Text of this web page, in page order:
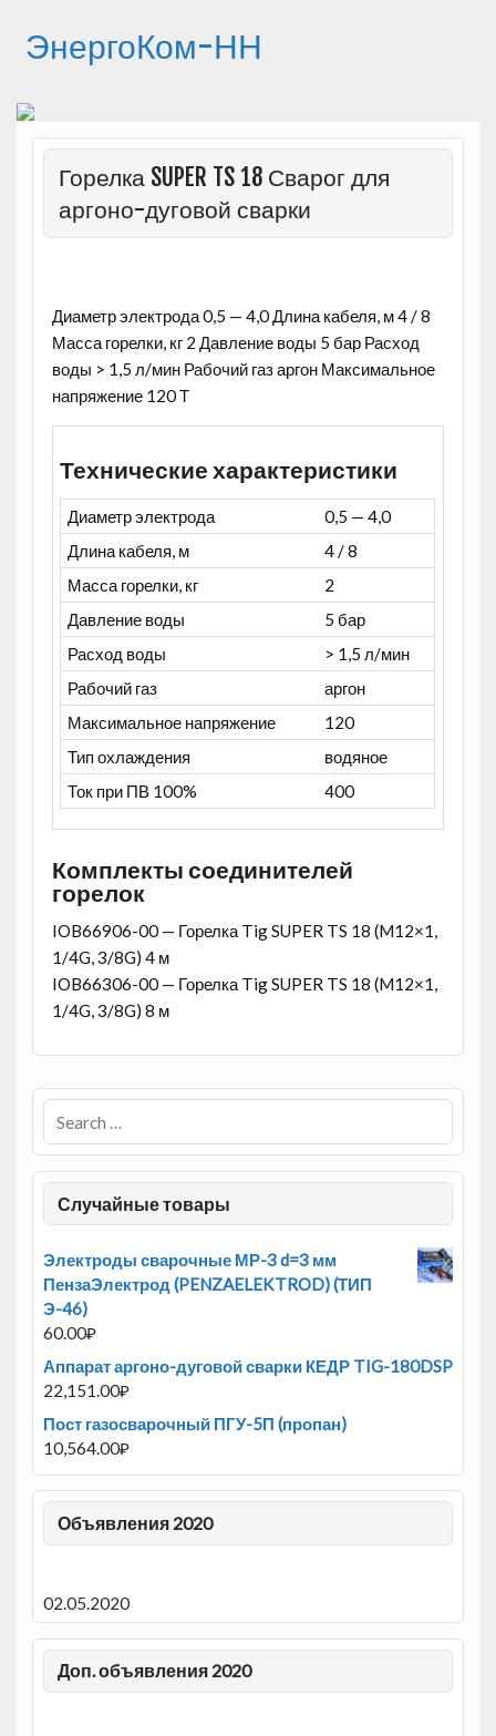
ЭнергоКом-НН
Горелка SUPER TS 18 Сварог для
аргоно-дуговой сварки
Диаметр электрода 0,5 — 4,0 Длина кабеля, м 4 / 8
Масса горелки, кг 2 Давление воды 5 бар Расход
воды > 1,5 л/мин Рабочий газ аргон Максимальное
напряжение 120 Т
Технические характеристики
Диаметр электрода
0,5 — 4,0
Длина кабеля, м
4 / 8
Масса горелки, кг
2
Давление воды
5 бар
Расход воды
> 1,5 л/мин
Рабочий газ
аргон
Максимальное напряжение
120
Тип охлаждения
водяное
Ток при ПВ 100%
400
Комплекты соединителей
горелок
IOB66906-00 — Горелка Tig SUPER TS 18 (M12×1,
1/4G, 3/8G) 4 м
IOB66306-00 — Горелка Tig SUPER TS 18 (M12×1,
1/4G, 3/8G) 8 м
Случайные товары
Электроды сварочные МР-3 d=3 мм
ПензаЭлектрод (PENZAELEKTROD) (ТИП
Э-46)
60.00₽
Аппарат аргоно-дуговой сварки КЕДР TIG-180DSP
22,151.00₽
Пост газосварочный ПГУ-5П (пропан)
10,564.00₽
Объявления 2020
02.05.2020
Доп. объявления 2020